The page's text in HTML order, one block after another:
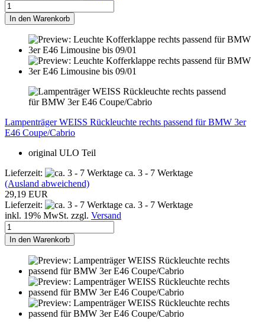
In den Warenkorb
Lampenträger WEISS Rückleuchte rechts passend für BMW 3er
E46 Coupe/Cabrio
original ULO Teil
Lieferzeit:
ca. 3 - 7 Werktage
(Ausland abweichend)
29,19 EUR
Lieferzeit:
ca. 3 - 7 Werktage
inkl. 19% MwSt. zzgl. Versand
In den Warenkorb